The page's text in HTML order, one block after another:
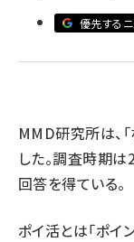
z世代
優先する
MMD研究所は、
した。調査時期
回答を得ている。
ポイ活とは「ポイ